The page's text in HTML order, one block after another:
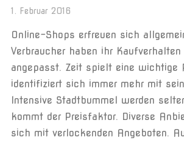
1. Februar 2016
Online-Shops erfreuen sich
Verbraucher haben ihr
angepasst. Zeit spielt eine wichtige
identifiziert sich immer mehr mit
Intensive Stadtbummel werden
kommt der Preisfaktor. Diverse
sich mit verlockenden Angeboten.